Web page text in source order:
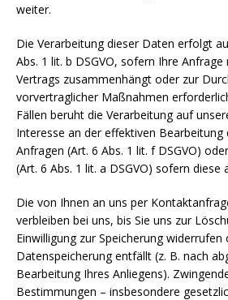
weiter.
Die Verarbeitung dieser Daten erfolgt
Abs. 1 lit. b DSGVO, sofern Ihre
Vertrags zusammenhängt oder zur
vorvertraglicher Maßnahmen
Fällen beruht die Verarbeitung auf
Interesse an der effektiven Bearbeitung
Anfragen (Art. 6 Abs. 1 lit. f DSGVO)
(Art. 6 Abs. 1 lit. a DSGVO) sofern diese
Die von Ihnen an uns per
verbleiben bei uns, bis Sie uns zur
Einwilligung zur Speicherung
Datenspeicherung entfällt (z. B. nach
Bearbeitung Ihres Anliegens).
Bestimmungen – insbesondere